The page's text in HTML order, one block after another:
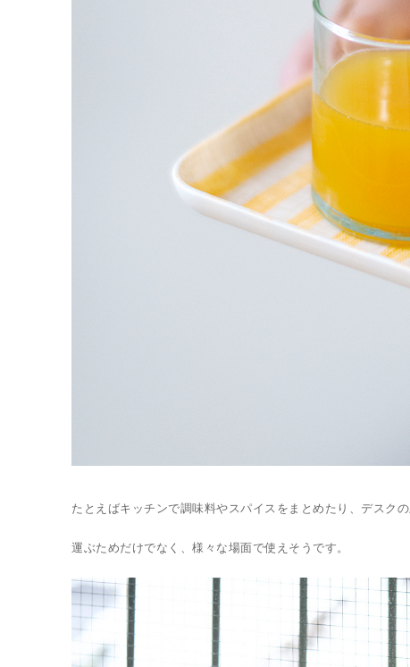
たとえばキッチンで調味料やスパイスをまとめたり、デスク
運ぶためだけでなく、様々な場面で使えそうです。